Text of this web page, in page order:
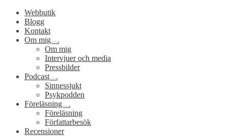
Webbutik
Blogg
Kontakt
Om mig
Expandera
undermeny
Om mig
Intervjuer och media
Pressbilder
Podcast
Expandera
undermeny
Sinnessjukt
Psykpodden
Föreläsning
Expandera
undermeny
Föreläsning
Författarbesök
Recensioner